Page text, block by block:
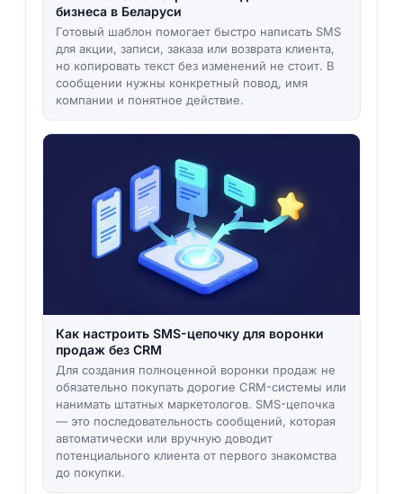
бизнеса в Беларуси
Готовый шаблон помогает быстро написать SMS
для акции, записи, заказа или возврата клиента,
но копировать текст без изменений не стоит. В
сообщении нужны конкретный повод, имя
компании и понятное действие.
Как настроить SMS-цепочку для воронки
продаж без CRM
Для создания полноценной воронки продаж не
обязательно покупать дорогие CRM-системы или
нанимать штатных маркетологов. SMS-цепочка
— это последовательность сообщений, которая
автоматически или вручную доводит
потенциального клиента от первого знакомства
до покупки.